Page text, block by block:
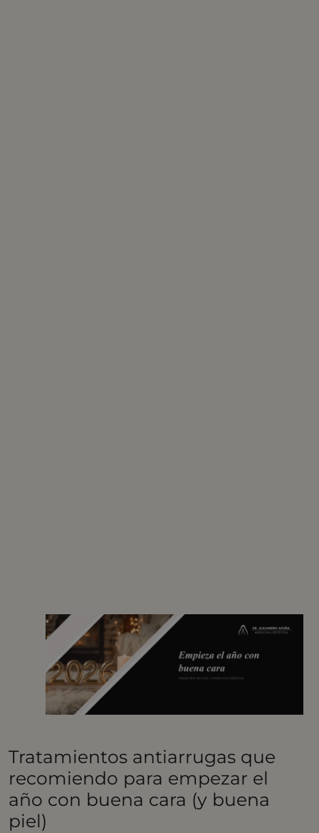
Tratamientos antiarrugas que
recomiendo para empezar el
año con buena cara (y buena
piel)